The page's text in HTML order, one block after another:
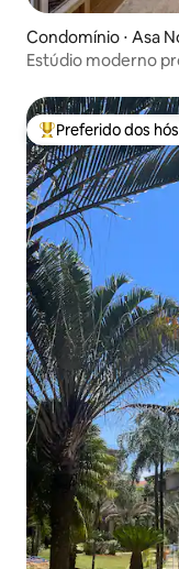
Condomínio ⋅ Asa
Estúdio moderno
Entre os melhores
Preferido dos